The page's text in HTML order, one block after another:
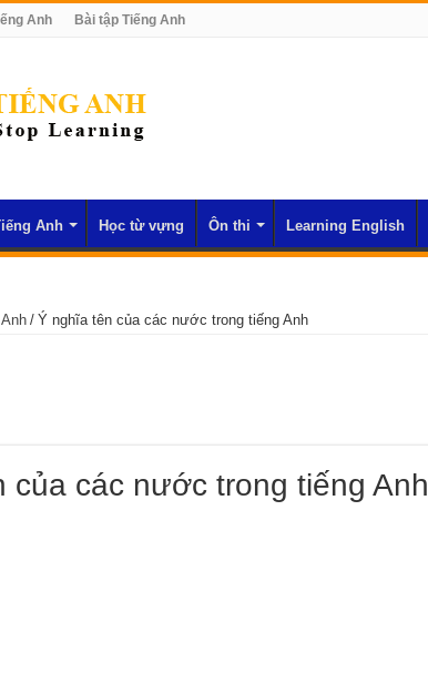
Anh Bài tập Tiếng Anh
Anh Học từ vựng Ôn thi Learning English
/ Ý nghĩa tên của các nước trong tiếng Anh
của các nước trong tiếng Anh